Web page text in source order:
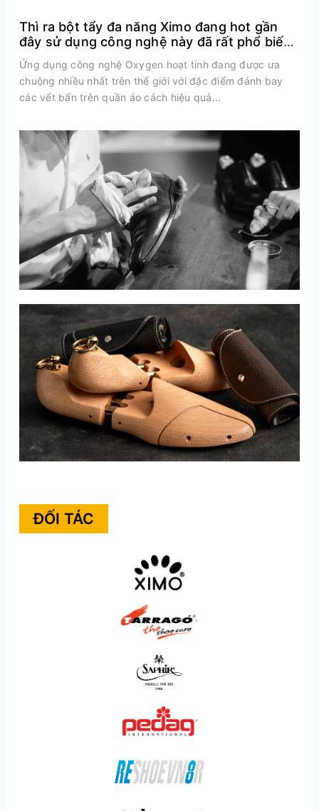
Thì ra bột tẩy đa năng Ximo đang hot gần
đây sử dụng công nghệ này đã rất phổ biến
trên thế giới
Ứng dụng công nghệ Oxygen hoạt tính đang được ưa
chuộng nhiều nhất trên thế giới với đặc điểm đánh bay
các vết bẩn trên quần áo cách hiệu quả...
ĐỐI TÁC